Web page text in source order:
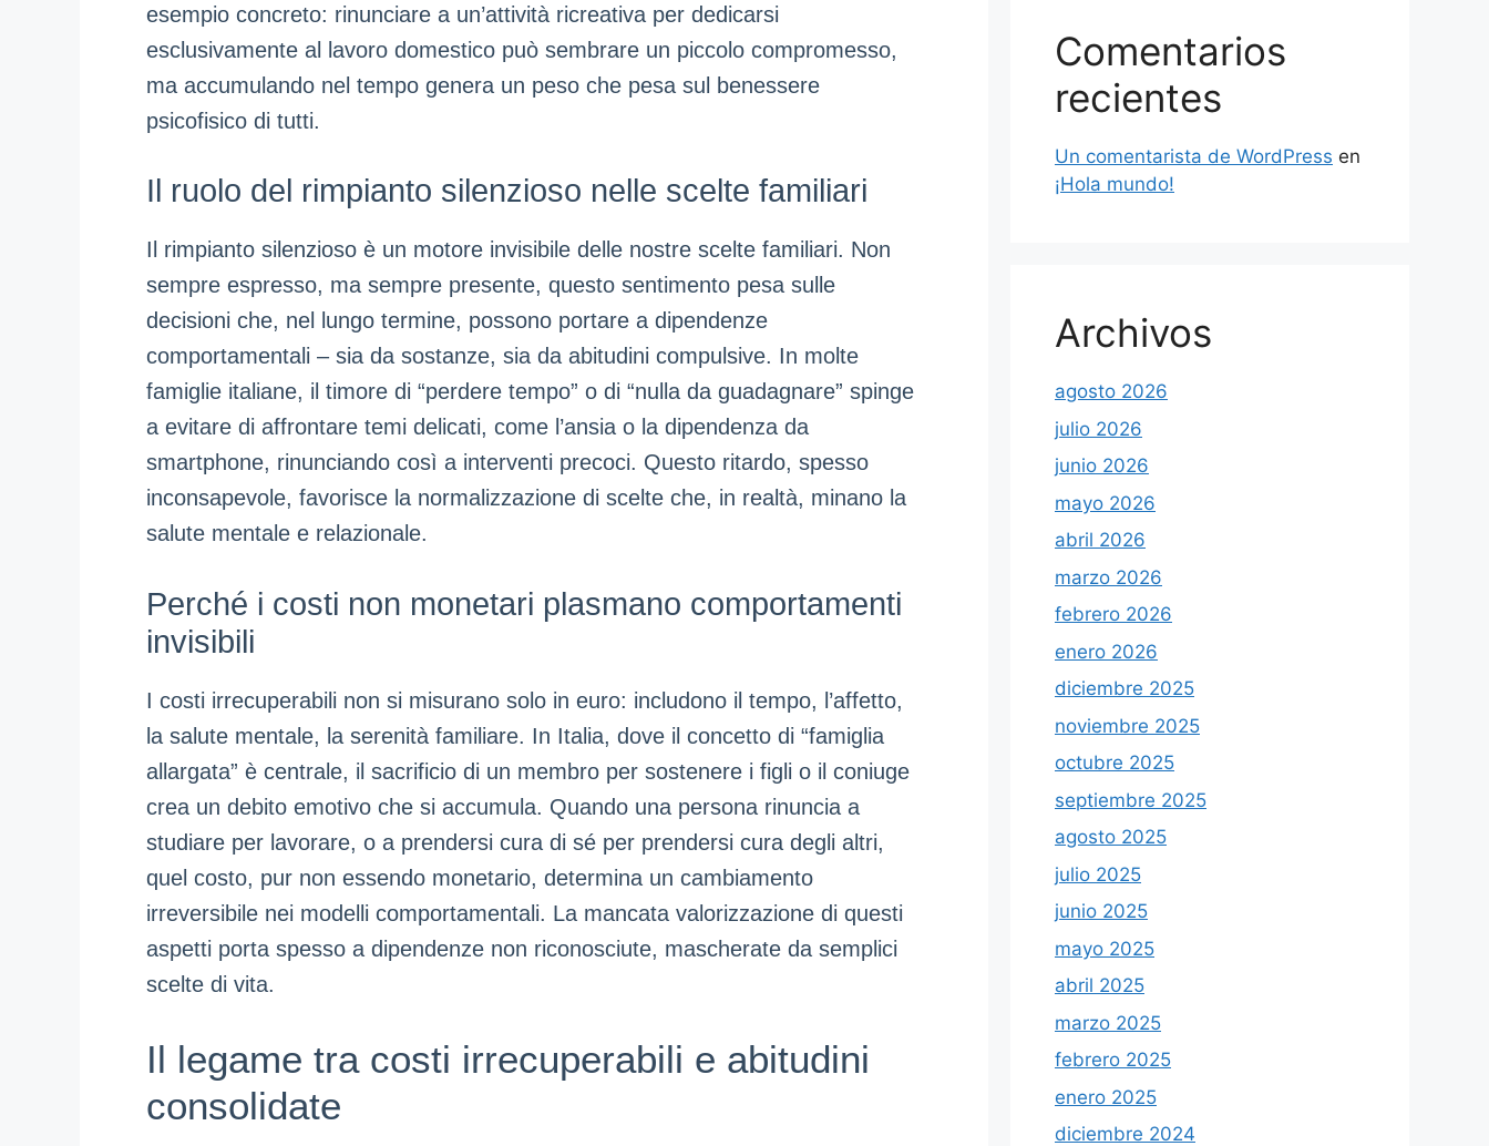
esempio concreto: rinunciare a un’attività ricreativa per dedicarsi
esclusivamente al lavoro domestico può sembrare un piccolo compromesso,
ma accumulando nel tempo genera un peso che pesa sul benessere
psicofisico di tutti.
Il ruolo del rimpianto silenzioso nelle scelte familiari
Il rimpianto silenzioso è un motore invisibile delle nostre scelte familiari. Non
sempre espresso, ma sempre presente, questo sentimento pesa sulle
decisioni che, nel lungo termine, possono portare a dipendenze
comportamentali – sia da sostanze, sia da abitudini compulsive. In molte
famiglie italiane, il timore di “perdere tempo” o di “nulla da guadagnare” spinge
a evitare di affrontare temi delicati, come l’ansia o la dipendenza da
smartphone, rinunciando così a interventi precoci. Questo ritardo, spesso
inconsapevole, favorisce la normalizzazione di scelte che, in realtà, minano la
salute mentale e relazionale.
Perché i costi non monetari plasmano comportamenti
invisibili
I costi irrecuperabili non si misurano solo in euro: includono il tempo, l’affetto,
la salute mentale, la serenità familiare. In Italia, dove il concetto di “famiglia
allargata” è centrale, il sacrificio di un membro per sostenere i figli o il coniuge
crea un debito emotivo che si accumula. Quando una persona rinuncia a
studiare per lavorare, o a prendersi cura di sé per prendersi cura degli altri,
quel costo, pur non essendo monetario, determina un cambiamento
irreversibile nei modelli comportamentali. La mancata valorizzazione di questi
aspetti porta spesso a dipendenze non riconosciute, mascherate da semplici
scelte di vita.
Il legame tra costi irrecuperabili e abitudini
consolidate
Comentarios
recientes
Un comentarista de WordPress en
¡Hola mundo!
Archivos
agosto 2026
julio 2026
junio 2026
mayo 2026
abril 2026
marzo 2026
febrero 2026
enero 2026
diciembre 2025
noviembre 2025
octubre 2025
septiembre 2025
agosto 2025
julio 2025
junio 2025
mayo 2025
abril 2025
marzo 2025
febrero 2025
enero 2025
diciembre 2024